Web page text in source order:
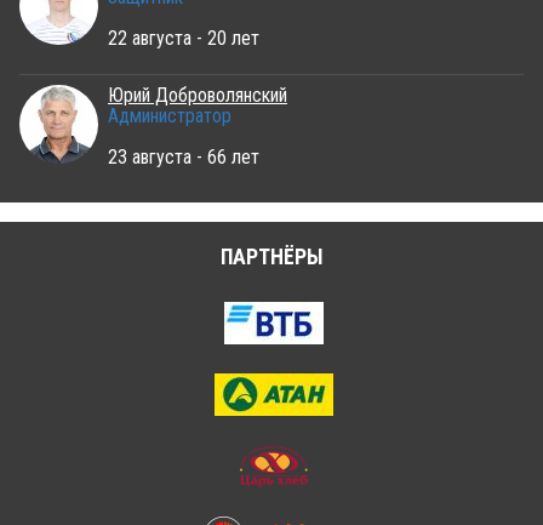
22 августа - 20 лет
Юрий Доброволянский
Администратор
23 августа - 66 лет
ПАРТНЁРЫ